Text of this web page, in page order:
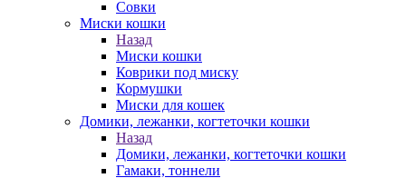
Совки
Миски кошки
Назад
Миски кошки
Коврики под миску
Кормушки
Миски для кошек
Домики, лежанки, когтеточки кошки
Назад
Домики, лежанки, когтеточки кошки
Гамаки, тоннели